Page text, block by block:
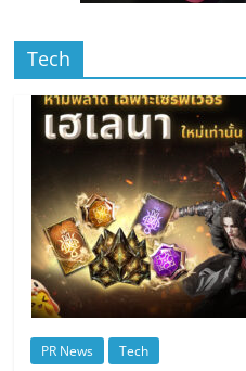
Tech
PR News Tech